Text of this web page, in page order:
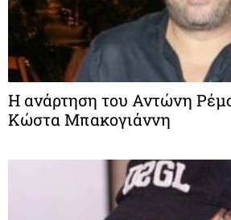
Η ανάρτηση του Αντώνη
Κώστα Μπακογιάννη